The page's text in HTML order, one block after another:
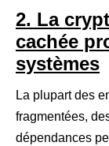
2. La
cachée
systèmes
La plupart des
fragmentées,
dépendances